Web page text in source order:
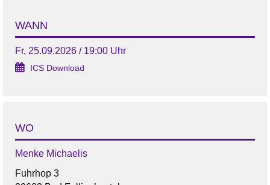
WANN
Fr, 25.09.2026 / 19:00 Uhr
ICS Download
WO
Menke Michaelis
Fuhrhop 3